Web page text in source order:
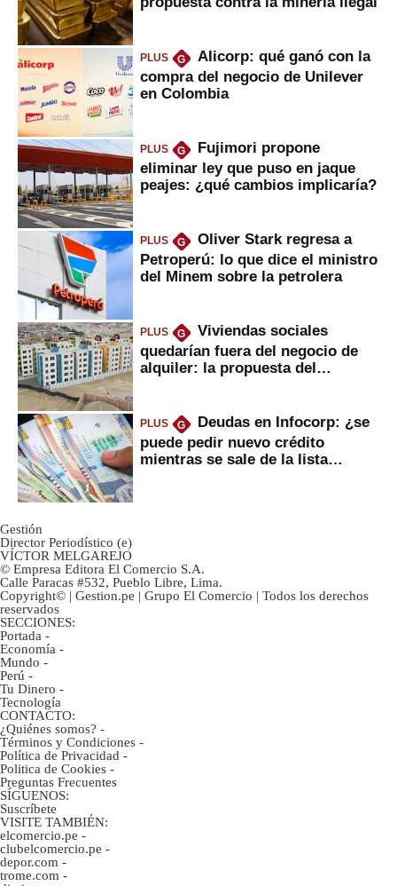
PLUS G
Alicorp: qué ganó con la
compra del negocio de Unilever
en Colombia
PLUS G
Fujimori propone
eliminar ley que puso en jaque
peajes: ¿qué cambios implicaría?
PLUS G
Oliver Stark regresa a
Petroperú: lo que dice el ministro
del Minem sobre la petrolera
PLUS G
Viviendas sociales
quedarían fuera del negocio de
alquiler: la propuesta del
PLUS G
Deudas en Infocorp: ¿se
puede pedir nuevo crédito
mientras se sale de la lista
Gestión
Director Periodístico (e)
VÍCTOR MELGAREJO
© Empresa Editora El Comercio S.A.
Calle Paracas #532, Pueblo Libre, Lima.
Copyright© | Gestion.pe | Grupo El Comercio | Todos los derechos
reservados
SECCIONES:
Portada -
Economía -
Mundo -
Perú -
Tu Dinero -
Tecnología
CONTACTO:
¿Quiénes somos? -
Términos y Condiciones -
Política de Privacidad -
Politica de Cookies -
Preguntas Frecuentes
SÍGUENOS:
Suscríbete
VISITE TAMBIÉN:
elcomercio.pe -
clubelcomercio.pe -
depor.com -
trome.com -